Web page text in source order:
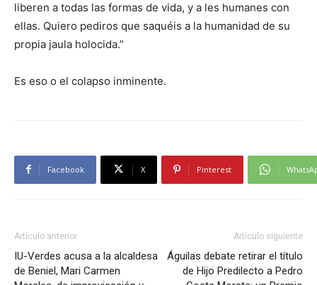
liberen a todas las formas de vida, y a les humanes con
ellas. Quiero pediros que saquéis a la humanidad de su
propia jaula holocida.”
Es eso o el colapso inminente.
Facebook X Pinterest
Artículo anterior
IU-Verdes acusa a la alcaldesa
de Beniel, Mari Carmen
Artículo siguiente
Águilas debate retirar el título
de Hijo Predilecto a Pedro